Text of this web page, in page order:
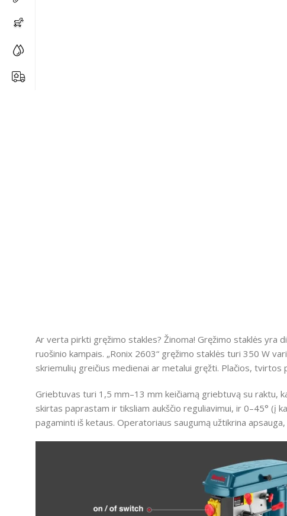
Ar verta pirkti gręžimo stakles? Žinoma! Gręžimo staklės yra
ruošinio kampais. „Ronix 2603“ gręžimo staklės turi 350 W
skriemulių greičius medienai ar metalui gręžti. Plačios, tvirtos
Griebtuvas turi 1,5 mm–13 mm keičiamą griebtuvą su raktu,
skirtas paprastam ir tiksliam aukščio reguliavimui, ir 0–45° (į
pagaminti iš ketaus. Operatoriaus saugumą užtikrina